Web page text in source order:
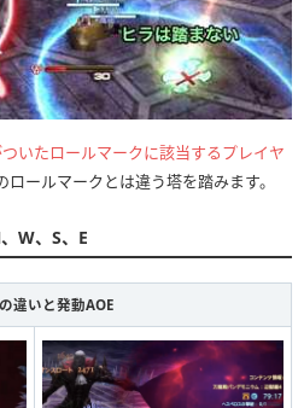
いたロールマークに該当するプレイヤ
ロールマークとは違う塔を踏みます。
W、S、E
違いと発動AOE